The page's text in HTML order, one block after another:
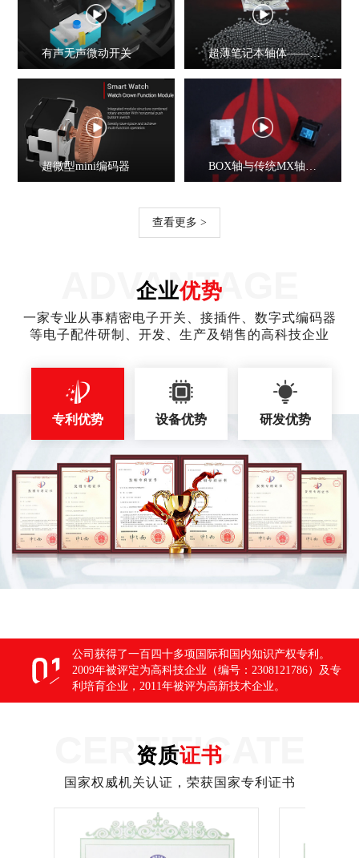
有声无声微动开关 超薄笔记本轴体——蝴蝶轴
超微型mini编码器
查看更多 >
企业优势
ADVANTAGE
一家专业从事精密电子开关、接插件、数字式编码器
等电子配件研制、开发、生产及销售的高科技企业
专利优势 设备优势 研发优势
公司获得了一百四十多项国际和国内知识产权专利。
2009年被评定为高科技企业（编号：2308121786）及专
利培育企业，2011年被评为高新技术企业。
资质证书
CERTIFICATE
国家权威机关认证，荣获国家专利证书